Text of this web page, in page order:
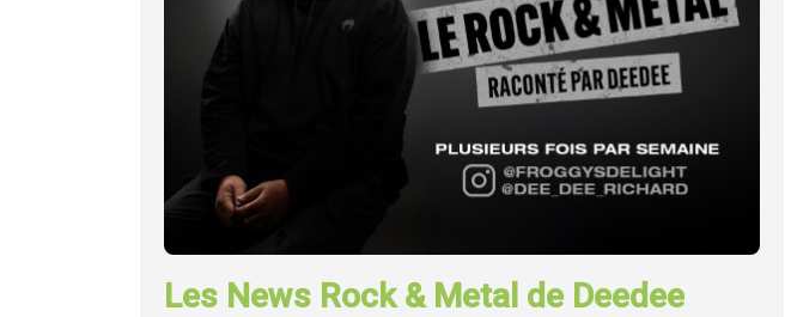
Les News Rock & Metal de Deedee